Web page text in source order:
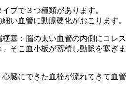
プで３つ種類があります。
い血管に動脈硬化がおこります。
梗塞：脳の太い血管の内側にコレス
そこ血小板が蓄積し動脈を塞ぎま
心臓にできた血栓が流れてきて血管